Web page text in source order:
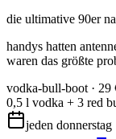
die ultimative 90er
handys hatten
waren das größte
vodka-bull-boot · 29
0,5 l vodka + 3 red
jeden donnerstag